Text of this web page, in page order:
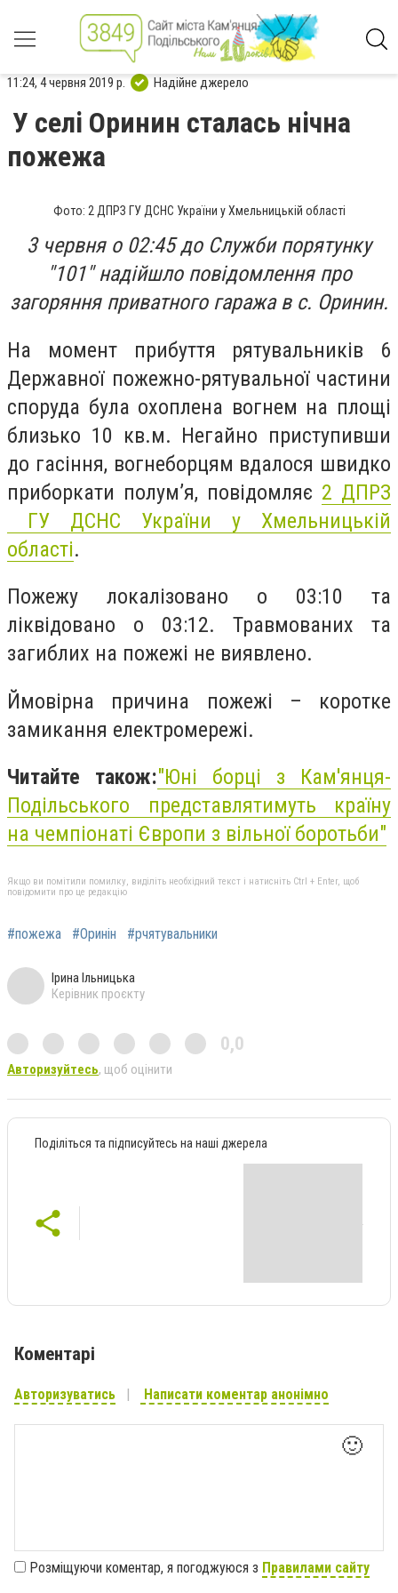
11:24, 4 червня 2019 р. Надійне джерело
У селі Оринин сталась нічна
пожежа
Фото: 2 ДПРЗ ГУ ДСНС України у Хмельницькій області
3 червня о 02:45 до Служби порятунку
"101" надійшло повідомлення про
загоряння приватного гаража в с. Оринин.
На момент прибуття рятувальників 6
Державної пожежно-рятувальної частини
споруда була охоплена вогнем на площі
близько 10 кв.м. Негайно приступивши
до гасіння, вогнеборцям вдалося швидко
приборкати полум’я, повідомляє 2 ДПРЗ
ГУ ДСНС України у Хмельницькій
області.
Пожежу локалізовано о 03:10 та
ліквідовано о 03:12. Травмованих та
загиблих на пожежі не виявлено.
Ймовірна причина пожежі – коротке
замикання електромережі.
Читайте також:"Юні борці з Кам'янця-
Подільського представлятимуть країну
на чемпіонаті Європи з вільної боротьби"
Якщо ви помітили помилку, виділіть необхідний текст і натисніть Ctrl + Enter, щоб
повідомити про це редакцію
#пожежа #Оринін #рчятувальники
Ірина Ільницька
Керівник проєкту
0,0
Авторизуйтесь, щоб оцінити
Поділіться та підписуйтесь на наші джерела
Коментарі
Авторизуватись Написати коментар анонімно
🙂
Розміщуючи коментар, я погоджуюся з Правилами сайту